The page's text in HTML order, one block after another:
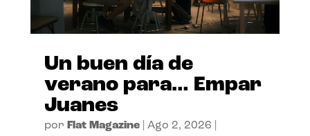
Un buen día de
verano para… Empar
Juanes
por Flat Magazine| Ago 2, 2026